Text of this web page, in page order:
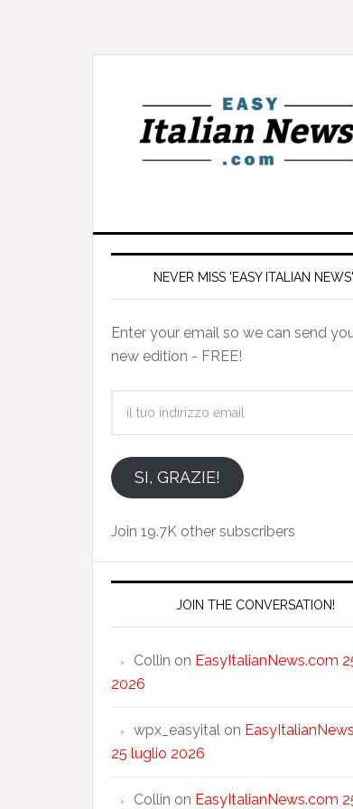
NEVER MISS 'EASY ITALIAN
Enter your email so we can send
new edition - FREE!
emailSI, GRAZIE!
Join 19.7K other subscribers
JOIN THE CONVERSATION!
Collin on EasyItalianNews.com
2026
wpx_easyital on
25 luglio 2026
Collin on EasyItalianNews.com